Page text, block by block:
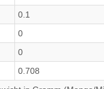
0.1
0
0
0.708